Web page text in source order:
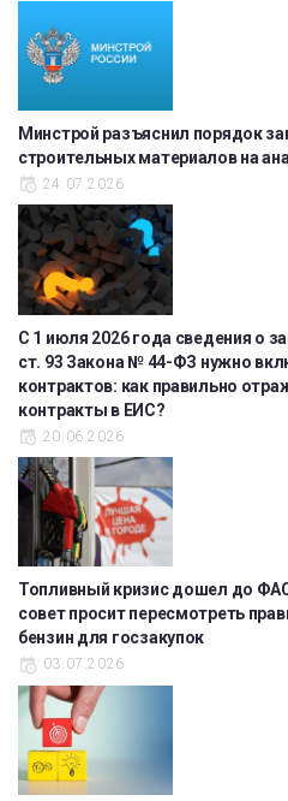
Минстрой разъяснил порядок
строительных материалов на
24.07.2026
С 1 июля 2026 года сведения о
ст. 93 Закона № 44-ФЗ нужно
контрактов: как правильно
контракты в ЕИС?
20.06.2026
Топливный кризис дошел до
совет просит пересмотреть
бензин для госзакупок
03.07.2026